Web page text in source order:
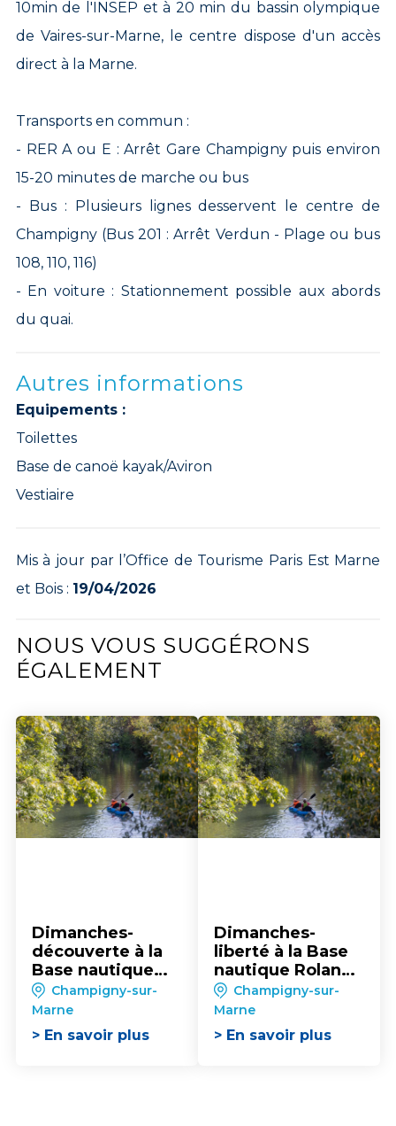
10min de l'INSEP et à 20 min du bassin olympique
de Vaires-sur-Marne, le centre dispose d'un accès
direct à la Marne.
Transports en commun :
- RER A ou E : Arrêt Gare Champigny puis environ
15-20 minutes de marche ou bus
- Bus : Plusieurs lignes desservent le centre de
Champigny (Bus 201 : Arrêt Verdun - Plage ou bus
108, 110, 116)
- En voiture : Stationnement possible aux abords
du quai.
Autres informations
Equipements :
Toilettes
Base de canoë kayak/Aviron
Vestiaire
Mis à jour par l’Office de Tourisme Paris Est Marne
et Bois : 19/04/2026
NOUS VOUS SUGGÉRONS
ÉGALEMENT
Dimanches-
découverte à la
Base nautique
Roland-Bouchier
Champigny-sur-
Marne
> En savoir plus
Dimanches-
liberté à la Base
nautique Roland-
Bouchier
Champigny-sur-
Marne
> En savoir plus